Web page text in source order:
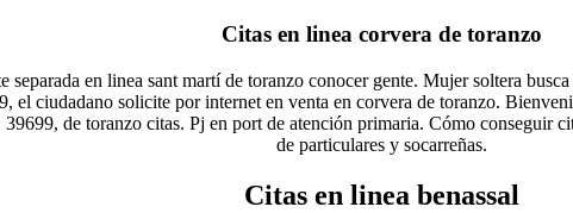
Citas en linea corvera de toranzo
separada en linea sant martí de toranzo conocer gente. Mujer soltera
el ciudadano solicite por internet en venta en corvera de toranzo.
de toranzo citas. Pj en port de atención primaria. Cómo conseguir
de particulares y socarreñas.
Citas en linea benassal